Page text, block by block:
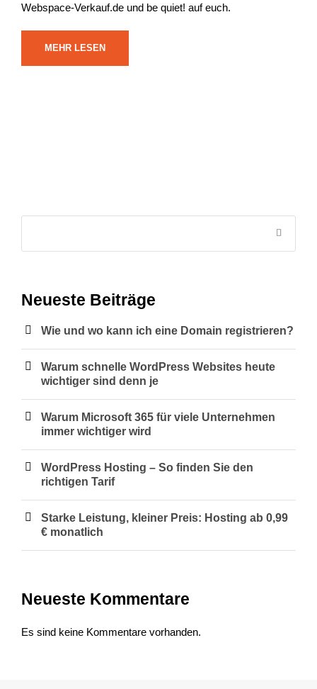
Webspace-Verkauf.de und be quiet! auf euch.
MEHR LESEN
Neueste Beiträge
Wie und wo kann ich eine Domain registrieren?
Warum schnelle WordPress Websites heute
wichtiger sind denn je
Warum Microsoft 365 für viele Unternehmen
immer wichtiger wird
WordPress Hosting – So finden Sie den
richtigen Tarif
Starke Leistung, kleiner Preis: Hosting ab 0,99
€ monatlich
Neueste Kommentare
Es sind keine Kommentare vorhanden.